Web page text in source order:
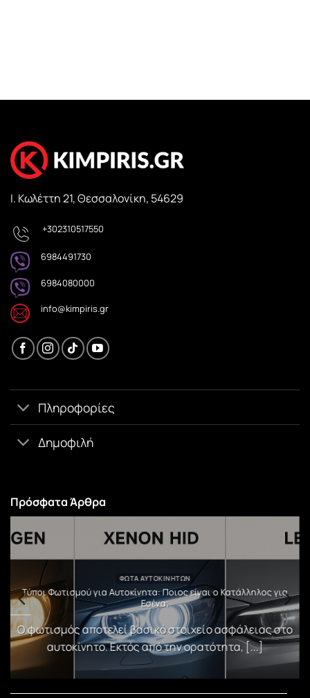
Ι. Κωλέττη 21, Θεσσαλονίκη, 54629
+302310517550
6984491730
6984080000
info@kimpiris.gr
Πληροφορίες
Δημοφιλή
Πρόσφατα Άρθρα
ΦΏΤΑ ΑΥΤΟΚΙΝΉΤΩΝ
Τύποι Φωτισμού για Αυτοκίνητα: Ποιος είναι ο Κατάλληλος για
Εσένα;
Ο φωτισμός αποτελεί βασικό στοιχείο ασφάλειας στο
αυτοκίνητο. Εκτός από την ορατότητα, [...]